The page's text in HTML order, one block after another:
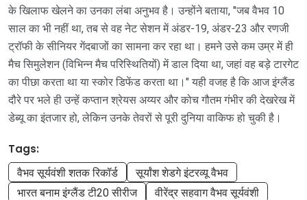
के खिलाफ खेलने का उनका लंबा अनुभव है। उन्होंने बताया, "जब वैभव 10
साल का भी नहीं था, तब से वह नेट सेशन में अंडर-19, अंडर-23 और रणजी
ट्रॉफी के सीनियर गेंदबाजों का सामना कर रहा था। हमने उसे कम उम्र में ही
मैच सिमुलेशन (विभिन्न मैच परिस्थितियों) में डाल दिया था, जहां वह बड़े टारगेट
का पीछा करता था या स्कोर डिफेंड करता था।" यही वजह है कि आज इंग्लैंड
दौरे पर भले ही उन्हें कप्तान श्रेयस अय्यर और कोच गौतम गंभीर की देखरेख में
डेब्यू का इंतजार हो, लेकिन उनके तेवरों से पूरी दुनिया वाकिफ हो चुकी है।
Tags:
वैभव सूर्यवंशी शतक रिकॉर्ड
सूर्यांश शेडगे इंटरव्यू वैभव
भारत बनाम इंग्लैंड टी20 सीरीज
वीरेंद्र सहवाग वैभव सूर्यवंशी